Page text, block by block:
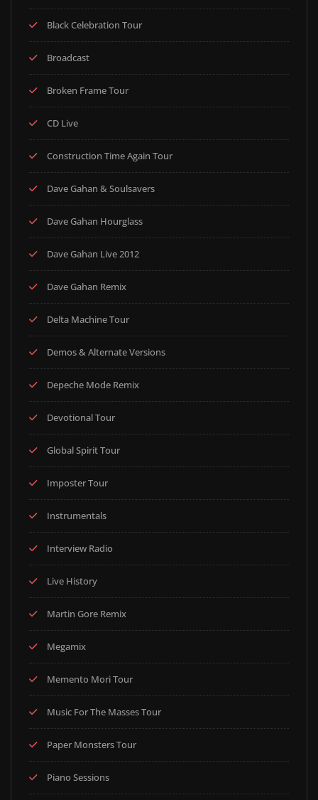
Black Celebration Tour
Broadcast
Broken Frame Tour
CD Live
Construction Time Again Tour
Dave Gahan & Soulsavers
Dave Gahan Hourglass
Dave Gahan Live 2012
Dave Gahan Remix
Delta Machine Tour
Demos & Alternate Versions
Depeche Mode Remix
Devotional Tour
Global Spirit Tour
Imposter Tour
Instrumentals
Interview Radio
Live History
Martin Gore Remix
Megamix
Memento Mori Tour
Music For The Masses Tour
Paper Monsters Tour
Piano Sessions